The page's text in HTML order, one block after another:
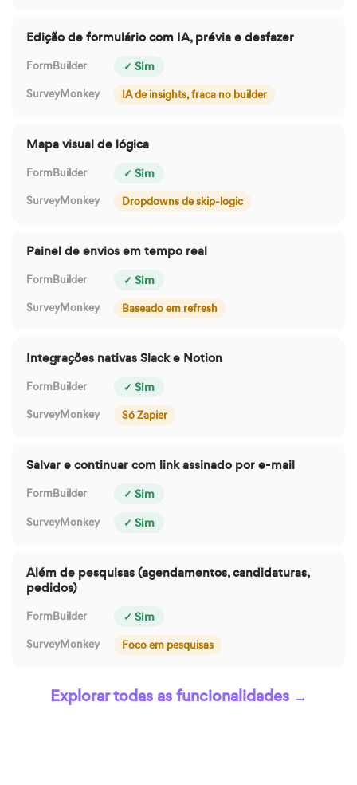
Edição de formulário com IA, prévia e desfazer
✓ Sim
IA de insights, fraca no builder
Mapa visual de lógica
✓ Sim
Dropdowns de skip-logic
Painel de envios em tempo real
✓ Sim
Baseado em refresh
Integrações nativas Slack e Notion
✓ Sim
Só Zapier
Salvar e continuar com link assinado por e-mail
✓ Sim
✓ Sim
Além de pesquisas (agendamentos, candidaturas,
pedidos)
✓ Sim
Foco em pesquisas
Explorar todas as funcionalidades →